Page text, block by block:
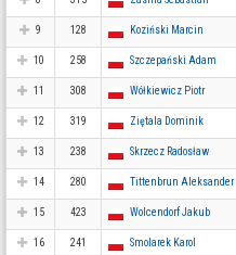
9 128 Koziński Marcin
10 258 Szczepański Adam
11 308 Wółkiewicz Piotr
12 319 Ziętala Dominik
13 238 Skrzecz Radosław
14 280 Tittenbrun Aleksander
15 423 Wolcendorf Jakub
16 241 Smolarek Karol